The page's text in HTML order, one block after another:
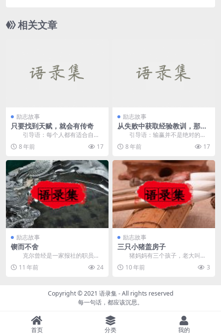
相关文章
励志故事
只要找到天赋，就会有传奇
引导语：每个人都有适合自己
发展的方向，只是很多时候我们很
难找到，当你找到自己...
8 年前 17
励志故事
从失败中获取经验教训，那么
就不算输
引导语：输赢并不是绝对的，
从失败中吸取经验和教训，何尝不
是一种得呢？ &nb...
8 年前 17
励志故事
锲而不舍
克尔曾经是一家报社的职员。
他刚到报社当广告业务员时，对自
己很有信心，他给经理...
11 年前 24
励志故事
三只小猪盖房子
猪妈妈有三个孩子，老大叫呼
呼，老二叫噜噜，还有一个老三叫
嘟嘟。 ...
10 年前 3
Copyright © 2021 语录集- All rights reserved
每一句话，都应该沉思。
首页 分类 我的